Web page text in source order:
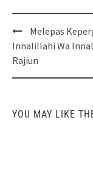
Post
navigation
Melepas
Innalillahi Wa
Rajiun
YOU MAY LIKE